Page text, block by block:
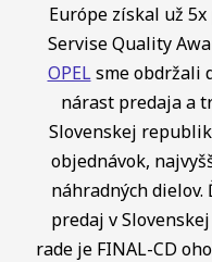
Európe získal už
Servise Quality
OPELsme obdržali
nárast predaja a
Slovenskej
objednávok,
náhradných
predaj v
rade je FINAL-CD